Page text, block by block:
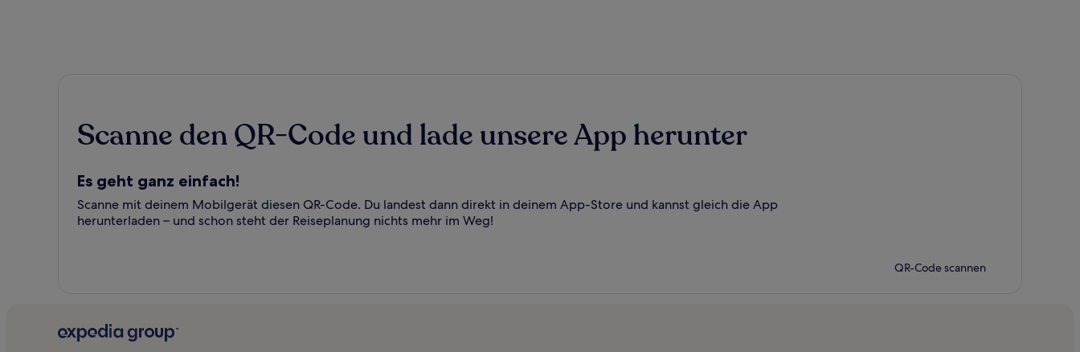
Scanne den QR-Code und lade unsere App herunter
Es geht ganz einfach!
Scanne mit deinem Mobilgerät diesen QR-Code. Du landest dann direkt in deinem App-Store und kannst gleich die App
herunterladen – und schon steht der Reiseplanung nichts mehr im Weg!
QR-Code scannen